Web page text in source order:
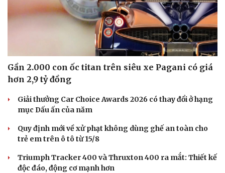
Gần 2.000 con ốc titan trên siêu xe Pagani có giá
hơn 2,9 tỷ đồng
Giải thưởng Car Choice Awards 2026 có thay đổi ở hạng
mục Dấu ấn của năm
Quy định mới về xử phạt không dùng ghế an toàn cho
trẻ em trên ô tô từ 15/8
Triumph Tracker 400 và Thruxton 400 ra mắt: Thiết kế
độc đáo, động cơ mạnh hơn